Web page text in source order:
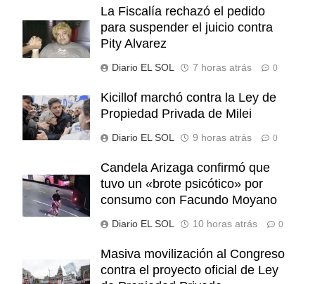
La Fiscalía rechazó el pedido
para suspender el juicio contra
Pity Alvarez
Diario EL SOL 7 horas atrás 0
Kicillof marchó contra la Ley de
Propiedad Privada de Milei
Diario EL SOL 9 horas atrás 0
Candela Arizaga confirmó que
tuvo un «brote psicótico» por
consumo con Facundo Moyano
Diario EL SOL 10 horas atrás 0
Masiva movilización al Congreso
contra el proyecto oficial de Ley